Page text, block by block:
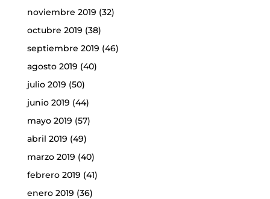
noviembre 2019 (32)
octubre 2019 (38)
septiembre 2019 (46)
agosto 2019 (40)
julio 2019 (50)
junio 2019 (44)
mayo 2019 (57)
abril 2019 (49)
marzo 2019 (40)
febrero 2019 (41)
enero 2019 (36)